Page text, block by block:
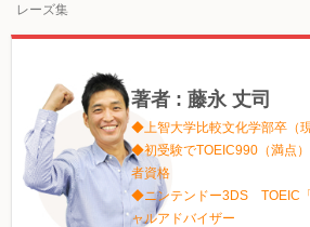
レーズ集
著者 : 藤永 丈司
◆上智大学比較文化学部卒（
◆初受験でTOEIC990（満点
者資格
◆ニンテンドー3DS TOEIC
ャルアドバイザー